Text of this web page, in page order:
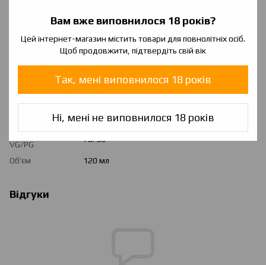
Вам вже виповнилося 18 років?
Цей інтернет-магазин містить товари для повнолітніх осіб.
Щоб продовжити, підтвердіть свій вік
Так, мені виповнилося 18 років
Ні, мені не виповнилося 18 років
увазі тобі достатньо просто це спробувати
Характеристики
Ароматизатори
Європа
Україна
Співвідношення
VG/PG
70/30
Об'єм 120 мл
Відгуки